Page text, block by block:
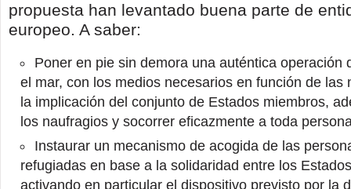
propuesta han levantado buena parte de
europeo. A saber:
Poner en pie sin demora una auténtica operación
el mar, con los medios necesarios en función de las
la implicación del conjunto de Estados miembros,
los naufragios y socorrer eficazmente a toda
Instaurar un mecanismo de acogida de las
refugiadas en base a la solidaridad entre los
activando en particular el dispositivo previsto por la